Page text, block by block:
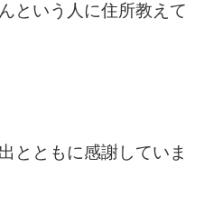
という人に住所教えて
とともに感謝していま